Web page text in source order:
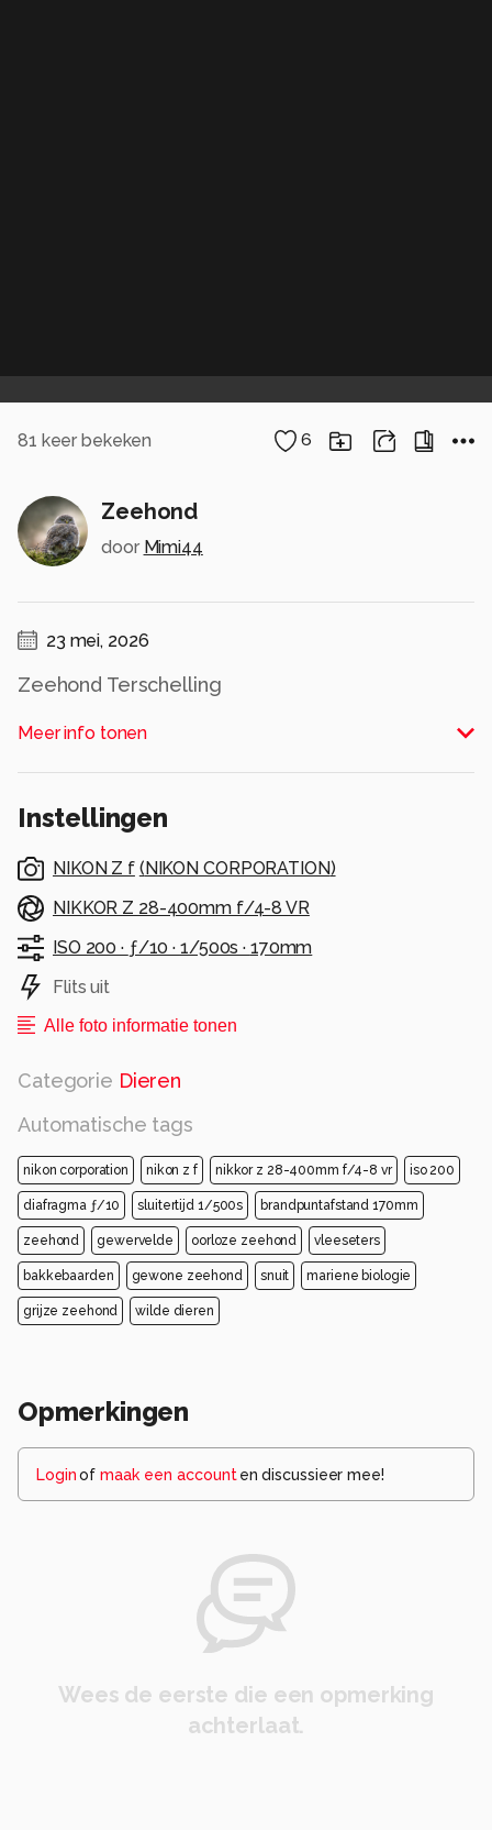
81 keer bekeken 6
Zeehond
door Mimi44
23 mei, 2026
Zeehond Terschelling
Alle rechten voorbehouden
Meer info tonen
Instellingen
NIKON Z f ( NIKON CORPORATION)
NIKKOR Z 28-400mm f/4-8 VR
ISO 200 · ƒ/10 · 1/500s · 170mm
Flits uit
Alle foto informatie tonen
Categorie Dieren
Automatische tags
nikon corporation nikon z f nikkor z 28-400mm f/4-8 vr iso 200
diafragma ƒ/10 sluitertijd 1/500s brandpuntafstand 170mm
zeehond gewervelde oorloze zeehond vleeseters
bakkebaarden gewone zeehond snuit mariene biologie
grijze zeehond wilde dieren
Opmerkingen
Loginof maak een account en discussieer mee!
Wees de eerste die een opmerking
achterlaat.